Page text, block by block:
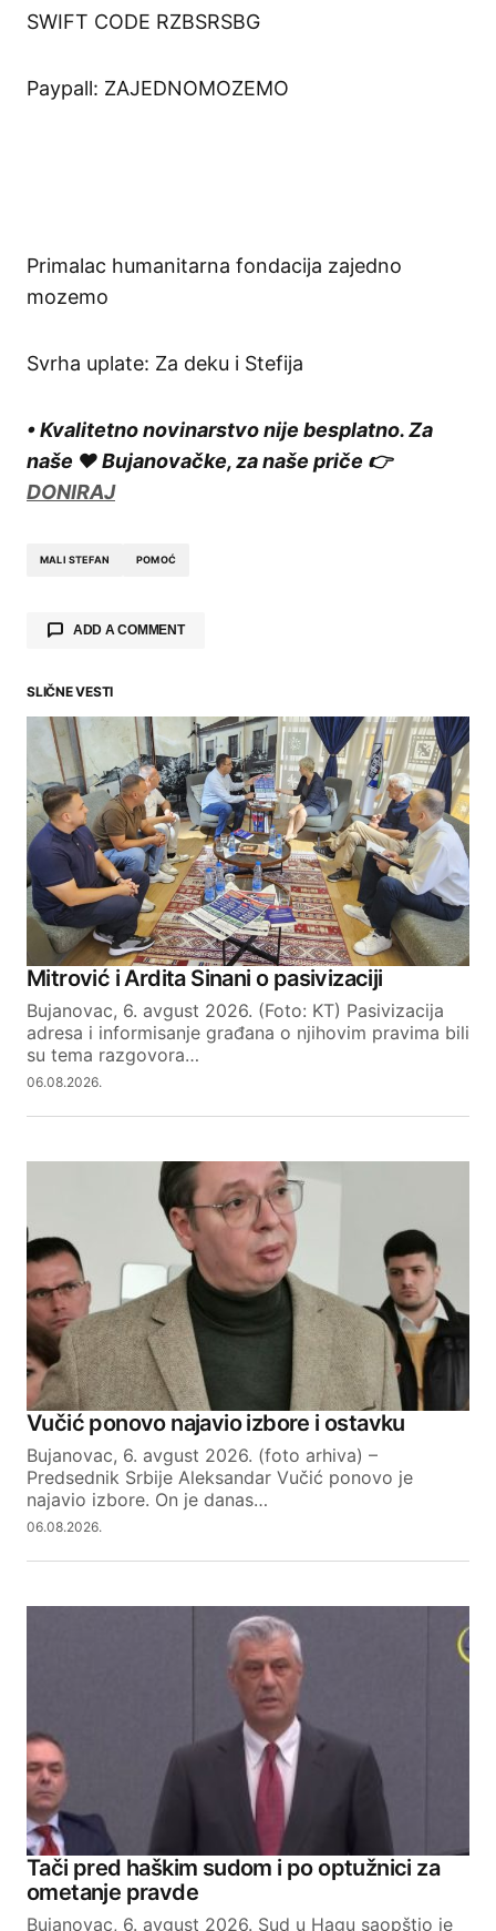
SWIFT CODE RZBSRSBG
Paypall: ZAJEDNOMOZEMO
Primalac humanitarna fondacija zajedno
mozemo
Svrha uplate: Za deku i Stefija
• Kvalitetno novinarstvo nije besplatno. Za
naše ❤️ Bujanovačke, za naše priče 👉
DONIRAJ
MALI STEFAN POMOĆ
ADD A COMMENT
Your email address will not be published.
Required fields are marked *
Comment*
Your Name
Your E-mail
SLIČNE VESTI
Mitrović i Ardita Sinani o pasivizaciji
Bujanovac, 6. avgust 2026. (Foto: KT) Pasivizacija
adresa i informisanje građana o njihovim pravima bili
su tema razgovora…
06.08.2026.
Vučić ponovo najavio izbore i ostavku
Bujanovac, 6. avgust 2026. (foto arhiva) –
Predsednik Srbije Aleksandar Vučić ponovo je
najavio izbore. On je danas…
06.08.2026.
Tači pred haškim sudom i po optužnici za
ometanje pravde
Bujanovac, 6. avgust 2026. Sud u Hagu saopštio je